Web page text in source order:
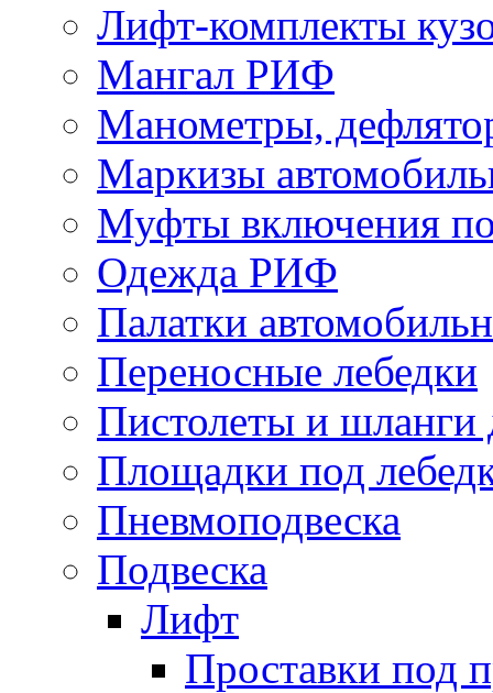
Лифт-комплекты
Мангал РИФ
Манометры,
Маркизы
Муфты включения
Одежда РИФ
Палатки
Переносные лебедки
Пистолеты и шланги
Площадки под
Пневмоподвеска
Подвеска
Лифт
Проставки под